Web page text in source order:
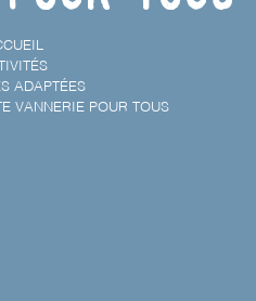
ADAPTÉES
VANNERIE POUR TOUS